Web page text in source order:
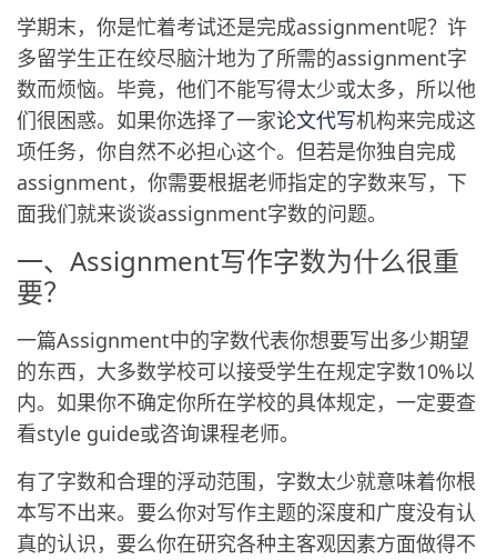
学期末，你是忙着考试还是完成assignment呢？许
多留学生正在绞尽脑汁地为了所需的assignment字
数而烦恼。毕竟，他们不能写得太少或太多，所以他
们很困惑。如果你选择了一家论文代写机构来完成这
项任务，你自然不必担心这个。但若是你独自完成
assignment，你需要根据老师指定的字数来写，下
面我们就来谈谈assignment字数的问题。
一、Assignment写作字数为什么很重
要？
一篇Assignment中的字数代表你想要写出多少期望
的东西，大多数学校可以接受学生在规定字数10%以
内。如果你不确定你所在学校的具体规定，一定要查
看style guide或咨询课程老师。
有了字数和合理的浮动范围，字数太少就意味着你根
本写不出来。要么你对写作主题的深度和广度没有认
真的认识，要么你在研究各种主客观因素方面做得不